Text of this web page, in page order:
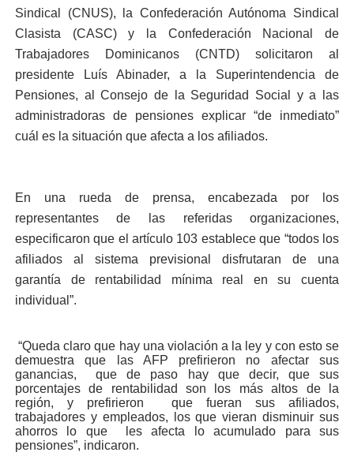
Sindical (CNUS), la Confederación Autónoma Sindical
Clasista (CASC) y la Confederación Nacional de
Trabajadores Dominicanos (CNTD) solicitaron al
presidente Luís Abinader, a la Superintendencia de
Pensiones, al Consejo de la Seguridad Social y a las
administradoras de pensiones explicar “de inmediato”
cuál es la situación que afecta a los afiliados.
En una rueda de prensa, encabezada por los
representantes de las referidas organizaciones,
especificaron que el artículo 103 establece que “todos los
afiliados al sistema previsional disfrutaran de una
garantía de rentabilidad mínima real en su cuenta
individual”.
“Queda claro que hay una violación a la ley y con esto se
demuestra que las AFP prefirieron no afectar sus
ganancias, que de paso hay que decir, que sus
porcentajes de rentabilidad son los más altos de la
región, y prefirieron que fueran sus afiliados,
trabajadores y empleados, los que vieran disminuir sus
ahorros lo que les afecta lo acumulado para sus
pensiones”, indicaron.